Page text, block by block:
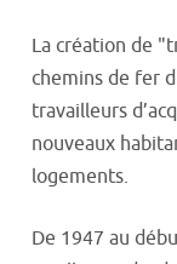
La création de
chemins de fer
travailleurs
nouveaux
logements.
De 1947 au